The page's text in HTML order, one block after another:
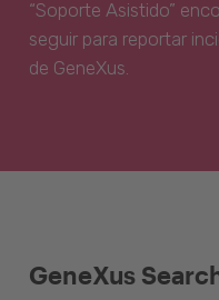
“Soporte Asistido”
seguir para reportar
de GeneXus.
GeneXus